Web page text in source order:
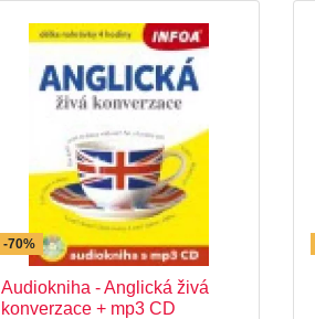
-70%
Audiokniha - Anglická živá
konverzace + mp3 CD